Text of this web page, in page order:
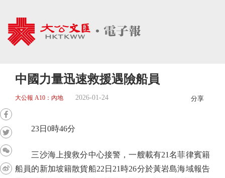
中國力量迅速救援遇險船員
大公報 A10：內地 2026-01-24 分享
23日0時46分
三沙海上搜救分中心接警，一艘載有21名菲律賓籍
船員的新加坡籍散貨船22日21時26分於黃岩島海域報告